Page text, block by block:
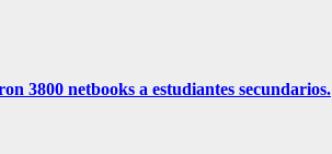
3800 netbooks a estudiantes secundarios.